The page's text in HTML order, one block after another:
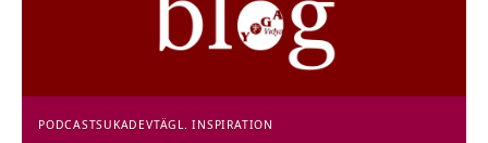
PODCASTSUKADEVTÄGL. INSPIRATION